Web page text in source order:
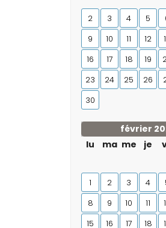
2
3 4 5
9
10 11 12
16
17 18 19
23
24 25 26
30
février
lu
ma me je
1 2 3 4
8
9 10 11
15
16 17 18